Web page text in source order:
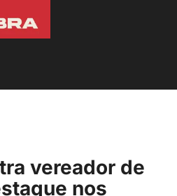
vereador de
nos